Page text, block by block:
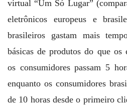
virtual “Um Só Lugar”
eletrônicos europeus e
brasileiros gastam mais
básicas de produtos do que os
os consumidores passam 5
enquanto os consumidores
de 10 horas desde o primeiro